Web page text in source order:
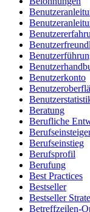
Benutzerkonto
Beratung
Berufliche
Berufseinstieg
Berufsprofil
Berufung
Best Practices
Bestseller
Bestseller
Betreffzeilen-